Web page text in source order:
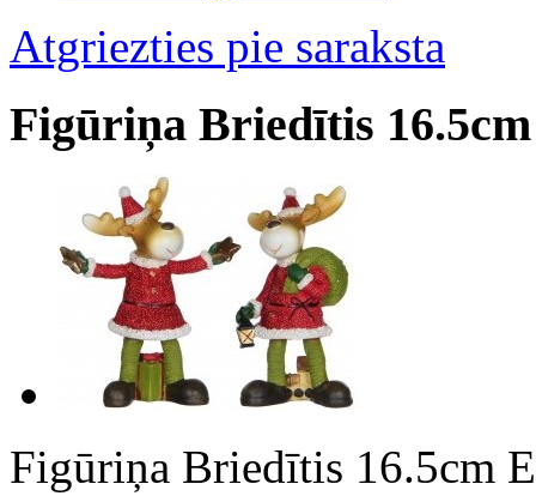
Atgriezties pie saraksta
Figūriņa Briedītis 16.5cm
Figūriņa Briedītis 16.5cm